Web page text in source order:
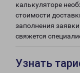
калькуляторе
стоимости
заполнения
свяжется
Узнать